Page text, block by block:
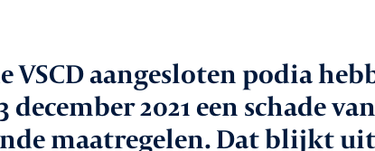
VSCD aangesloten podia
december 2021 een schade
maatregelen. Dat blijkt